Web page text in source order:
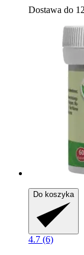
Dostawa do
Do koszyka
4.7 (6)